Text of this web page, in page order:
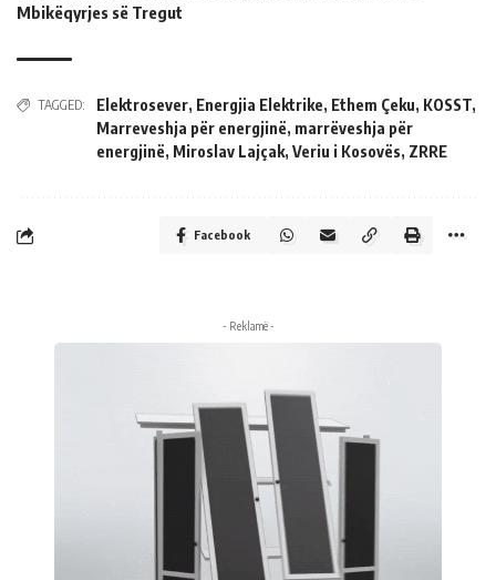
Mbikëqyrjes së Tregut
TAGGED: Elektrosever, Energjia Elektrike, Ethem Çeku, KOSST,
Marreveshja për energjinë, marrëveshja për
energjinë, Miroslav Lajçak, Veriu i Kosovës, ZRRE
Facebook
- Reklamë -